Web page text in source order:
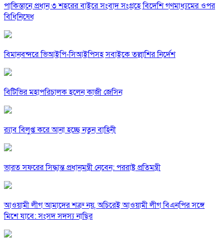
পাকিস্তানে প্রধান ৩ শহরের বাইরে সংবাদ সংগ্রহে বিদেশি গণমাধ্যমের ওপর
বিধিনিষেধ
বিমানবন্দরে ভিআইপি-সিআইপিসহ সবাইকে তল্লাশির নির্দেশ
বিটিভির মহাপরিচালক হলেন কাজী জেসিন
র‍্যাব বিলুপ্ত করে আনা হচ্ছে নতুন বাহিনী
ভারত সফরের সিদ্ধান্ত প্রধানমন্ত্রী নেবেন: পররাষ্ট্র প্রতিমন্ত্রী
আওয়ামী লীগ আমাদের শত্রু নয়, অচিরেই আওয়ামী লীগ বিএনপির সঙ্গে
মিশে যাবে: সংসদ সদস্য নাছির